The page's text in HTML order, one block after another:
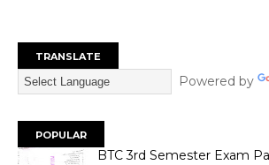
TRANSLATE
Powered by
POPULAR
BTC 3rd Semester Exam